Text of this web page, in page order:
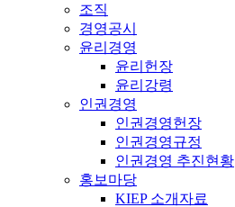
조직
경영공시
윤리경영
윤리헌장
윤리강령
인권경영
인권경영헌장
인권경영규정
인권경영 추진현황
홍보마당
KIEP 소개자료